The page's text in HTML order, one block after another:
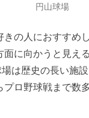
円山球場
の人におすすめ
面に向かうと見え
は歴史の長い施
プロ野球戦まで数